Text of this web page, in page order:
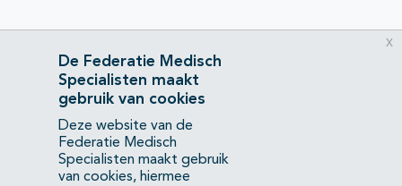
Nuttige links
Diensten & advies
Werken bij
Gebruikersvoorwaarden
Privacyverklaring
De Federatie Medisch
Specialisten maakt
gebruik van cookies
Deze website van de
Federatie Medisch
Specialisten maakt gebruik
van cookies, hiermee
x